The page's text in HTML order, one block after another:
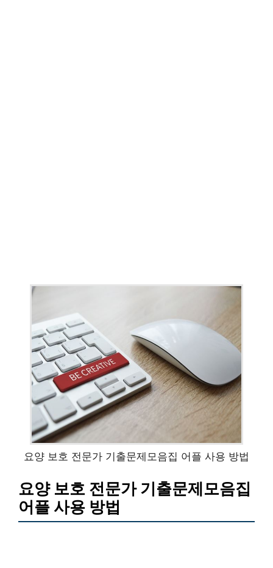
요양 보호 전문가 기출문제모음집 어플 사용 방법
요양 보호 전문가 기출문제모음집
어플 사용 방법